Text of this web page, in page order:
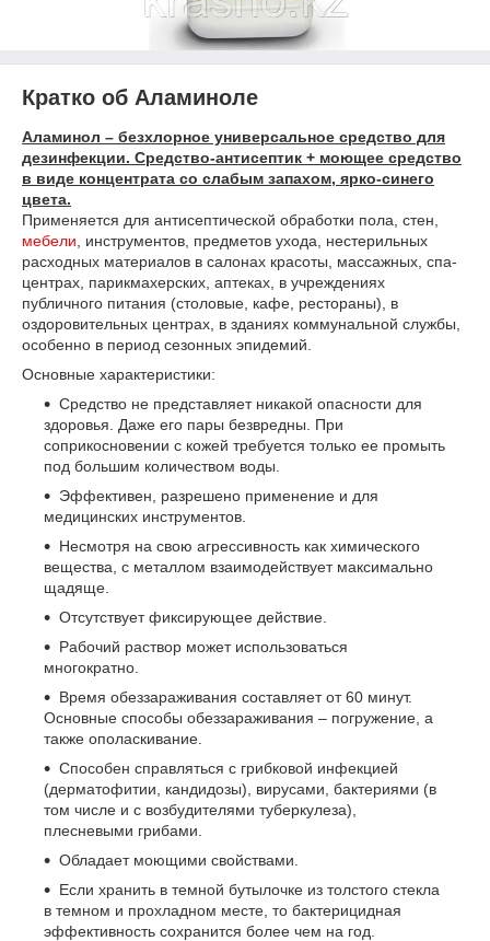
Кратко об Аламиноле
Аламинол – безхлорное универсальное средство для
дезинфекции. Средство-антисептик + моющее средство
в виде концентрата со слабым запахом, ярко-синего
цвета.
Применяется для антисептической обработки пола, стен,
мебели , инструментов, предметов ухода, нестерильных
расходных материалов в салонах красоты, массажных, спа-
центрах, парикмахерских, аптеках, в учреждениях
публичного питания (столовые, кафе, рестораны), в
оздоровительных центрах, в зданиях коммунальной службы,
особенно в период сезонных эпидемий.
Основные характеристики:
Средство не представляет никакой опасности для
здоровья. Даже его пары безвредны. При
соприкосновении с кожей требуется только ее промыть
под большим количеством воды.
Эффективен, разрешено применение и для
медицинских инструментов.
Несмотря на свою агрессивность как химического
вещества, с металлом взаимодействует максимально
щадяще.
Отсутствует фиксирующее действие.
Рабочий раствор может использоваться
многократно.
Время обеззараживания составляет от 60 минут.
Основные способы обеззараживания – погружение, а
также ополаскивание.
Способен справляться с грибковой инфекцией
(дерматофитии, кандидозы), вирусами, бактериями (в
том числе и с возбудителями туберкулеза),
плесневыми грибами.
Обладает моющими свойствами.
Если хранить в темной бутылочке из толстого стекла
в темном и прохладном месте, то бактерицидная
эффективность сохранится более чем на год.